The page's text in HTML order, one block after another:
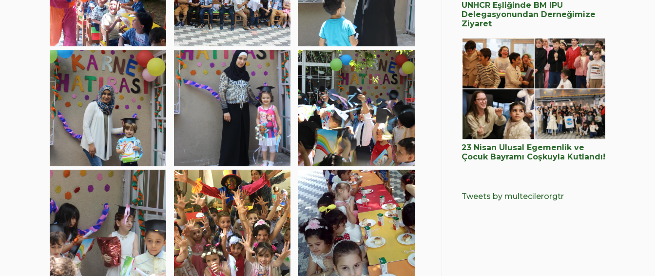
UNHCR Eşliğinde BM IPU
Delegasyonundan Derneğimize
Ziyaret
23 Nisan Ulusal Egemenlik ve
Çocuk Bayramı Coşkuyla Kutlandı!
Tweets by multecilerorgtr